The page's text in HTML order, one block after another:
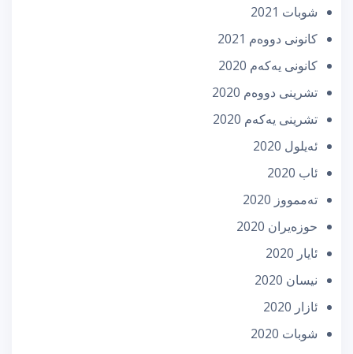
شوبات 2021
كانونی دووه‌م 2021
كانونی یه‌كه‌م 2020
تشرینی دووه‌م 2020
تشرینی یه‌كه‌م 2020
ئه‌یلول 2020
ئاب 2020
تەممووز 2020
حوزه‌یران 2020
ئایار 2020
نیسان 2020
ئازار 2020
شوبات 2020